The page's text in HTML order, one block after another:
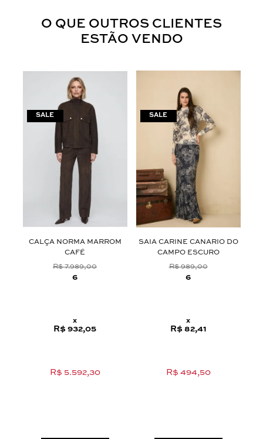
O QUE OUTROS CLIENTES
ESTÃO VENDO
CALÇA NORMA MARROM
CAFÉ
R$ 7.989,00
6
x
R$ 932,05
R$ 5.592,30
SAIA CARINE CANARIO DO
CAMPO ESCURO
R$ 989,00
6
x
R$ 82,41
R$ 494,50